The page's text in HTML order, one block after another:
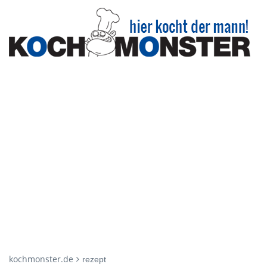
kochmonster.de rezept